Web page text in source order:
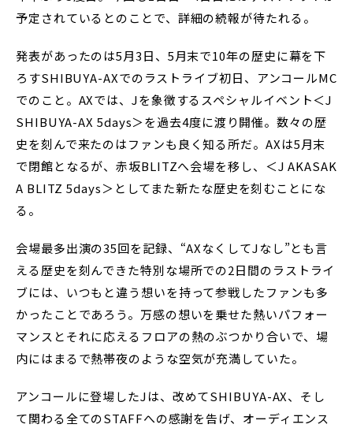
予定されているとのことで、詳細の続報が待たれる。
発表があったのは5月3日、5月末で10年の歴史に幕を下
ろすSHIBUYA-AXでのラストライブ初日、アンコールMC
でのこと。AXでは、Jを象徴するスペシャルイベント＜J
SHIBUYA-AX 5days＞を過去4度に渡り開催。数々の歴
史を刻んで来たのはファンも良く知る所だ。AXは5月末
で閉館となるが、赤坂BLITZへ会場を移し、＜J AKASAK
A BLITZ 5days＞としてまた新たな歴史を刻むことにな
る。
会場最多出演の35回を記録、“AXなくしてJなし”とも言
える歴史を刻んできた特別な場所での2日間のラストライ
ブには、いつもと違う想いを持って参戦したファンも多
かったことであろう。万感の想いを乗せた熱いパフォー
マンスとそれに応えるフロアの熱のぶつかり合いで、場
内にはまるで熱帯夜のような空気が充満していた。
アンコールに登場したJは、改めてSHIBUYA-AX、そし
て関わる全てのSTAFFへの感謝を告げ、オーディエンス